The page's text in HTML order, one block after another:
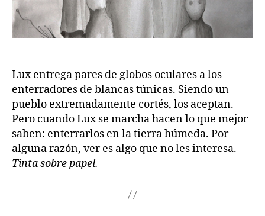
Lux entrega pares de globos oculares a los
enterradores de blancas túnicas. Siendo un
pueblo extremadamente cortés, los aceptan.
Pero cuando Lux se marcha hacen lo que mejor
saben: enterrarlos en la tierra húmeda. Por
alguna razón, ver es algo que no les interesa.
Tinta sobre papel.